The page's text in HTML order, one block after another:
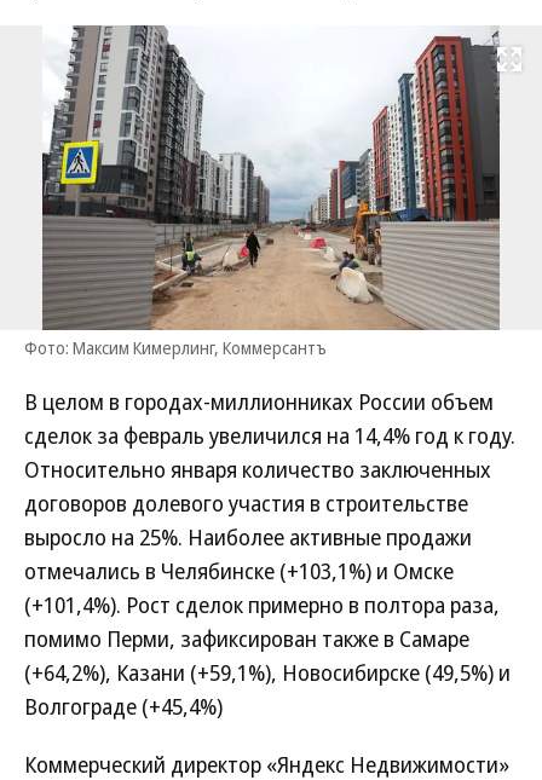
Развернуть
Фото: Максим Кимерлинг, Коммерсантъ
В целом в городах-миллионниках России объем
сделок за февраль увеличился на 14,4% год к году.
Относительно января количество заключенных
договоров долевого участия в строительстве
выросло на 25%. Наиболее активные продажи
отмечались в Челябинске (+103,1%) и Омске
(+101,4%). Рост сделок примерно в полтора раза,
помимо Перми, зафиксирован также в Самаре
(+64,2%), Казани (+59,1%), Новосибирске (49,5%) и
Волгограде (+45,4%)
Коммерческий директор «Яндекс Недвижимости»